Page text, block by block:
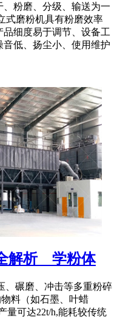
粉磨、分级、输送为一
式磨粉机具有粉磨效率
细度易于调节、设备工
低、扬尘小、使用维护
解析 _ 学粉体
、碾磨、冲击等多重粉碎
料（如石墨、叶蜡
量可达22t/h,能耗较传统